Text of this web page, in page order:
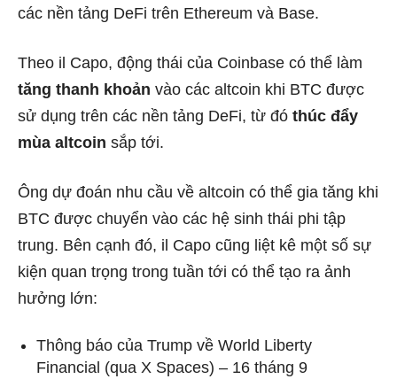
các nền tảng DeFi trên Ethereum và Base.
Theo il Capo, động thái của Coinbase có thể làm
tăng thanh khoản vào các altcoin khi BTC được
sử dụng trên các nền tảng DeFi, từ đó thúc đẩy
mùa altcoin sắp tới.
Ông dự đoán nhu cầu về altcoin có thể gia tăng khi
BTC được chuyển vào các hệ sinh thái phi tập
trung. Bên cạnh đó, il Capo cũng liệt kê một số sự
kiện quan trọng trong tuần tới có thể tạo ra ảnh
hưởng lớn:
Thông báo của Trump về World Liberty
Financial (qua X Spaces) – 16 tháng 9